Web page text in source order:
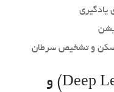
و تشخیص سرطان
۳. یادگیری عمیق (Deep Learning) و